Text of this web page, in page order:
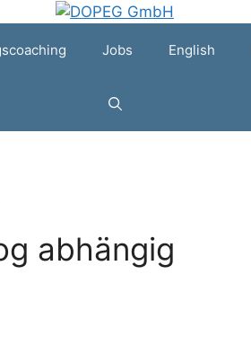
Jobs English
abhängig